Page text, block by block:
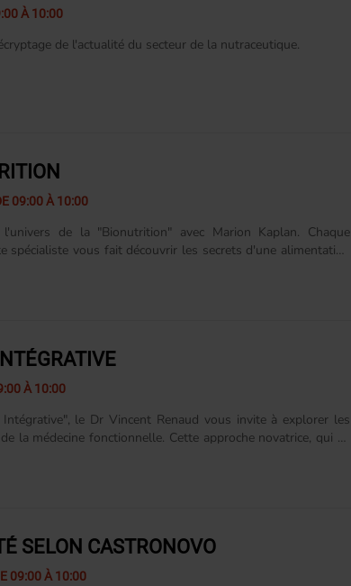
À 10:00
de l'actualité du secteur de la nutraceutique.
09:00 À 10:00
l'univers de la "Bionutrition" avec Marion Kaplan. Chaque
spécialiste vous fait découvrir les secrets d'une alimentation
santé."
À 10:00
Intégrative", le Dr Vincent Renaud vous invite à explorer les
la médecine fonctionnelle. Cette approche novatrice, qui va
peut être......
SELON CASTRONOVO
09:00 À 10:00